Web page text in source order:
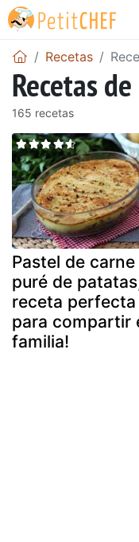
Recetas
Recetas
165 recetas
Pastel de
puré de
receta perfecta
para compartir
familia!